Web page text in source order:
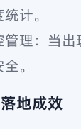
计。
理：当
。
地成效